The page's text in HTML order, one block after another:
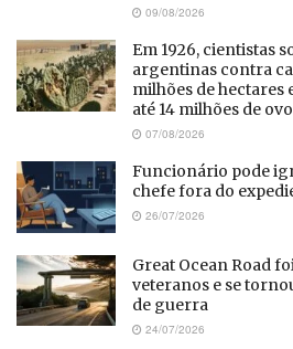
09/08/2026
Em 1926, cientistas
argentinas contra
milhões de hectares
até 14 milhões de
07/08/2026
Funcionário pode
chefe fora do
26/07/2026
Great Ocean Road
veteranos e se
de guerra
24/07/2026